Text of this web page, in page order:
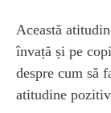
Această
învață și pe
despre cum să
atitudine